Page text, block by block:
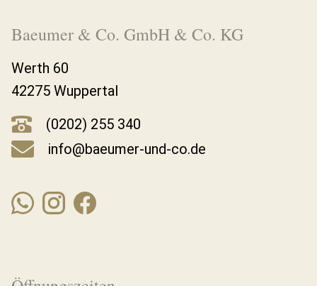
Baeumer & Co. GmbH & Co. KG
Werth 60
42275 Wuppertal
(0202) 255 340
info@baeumer-und-co.de